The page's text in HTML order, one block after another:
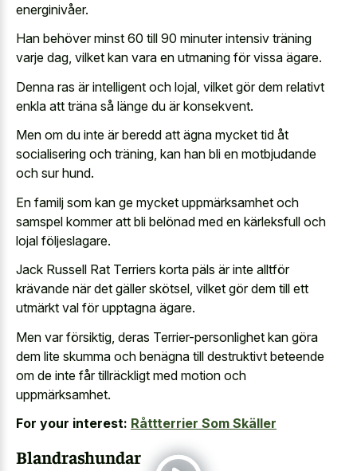
energinivåer.
Han behöver minst 60 till 90 minuter intensiv träning
varje dag, vilket kan vara en utmaning för vissa ägare.
Denna ras är intelligent och lojal, vilket gör dem relativt
enkla att träna så länge du är konsekvent.
Men om du inte är beredd att ägna mycket tid åt
socialisering och träning, kan han bli en motbjudande
och sur hund.
En familj som kan ge mycket uppmärksamhet och
samspel kommer att bli belönad med en kärleksfull och
lojal följeslagare.
Jack Russell Rat Terriers korta päls är inte alltför
krävande när det gäller skötsel, vilket gör dem till ett
utmärkt val för upptagna ägare.
Men var försiktig, deras Terrier-personlighet kan göra
dem lite skumma och benägna till destruktivt beteende
om de inte får tillräckligt med motion och
uppmärksamhet.
For your interest: Råttterrier Som Skäller
Blandrashundar